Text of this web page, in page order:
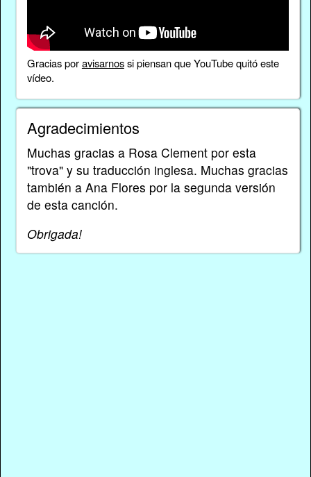
Gracias poravisarnossi piensan que YouTube quitó este
vídeo.
Agradecimientos
Muchas gracias a Rosa Clement por esta
"trova" y su traducción inglesa. Muchas gracias
también a Ana Flores por la segunda versión
de esta canción.
Obrigada!